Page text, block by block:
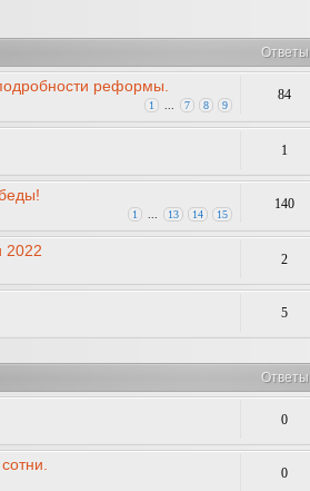
Ответы
реформы.
1 7 8 9
84
1
1 13 14 15
140
2022 2
5
Ответы
0
0